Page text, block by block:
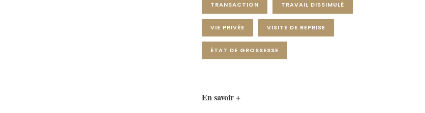
TRANSACTION TRAVAIL DISSIMULÉ
VIE PRIVÉE VISITE DE REPRISE
ÉTAT DE GROSSESSE
En savoir +